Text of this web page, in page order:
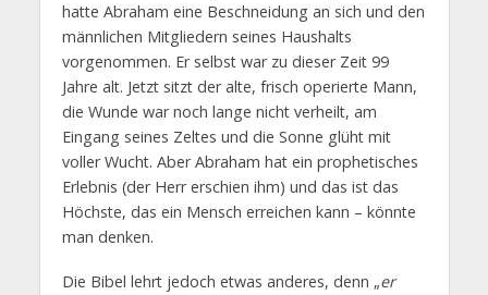
hatte Abraham eine Beschneidung an sich und den
männlichen Mitgliedern seines Haushalts
vorgenommen. Er selbst war zu dieser Zeit 99
Jahre alt. Jetzt sitzt der alte, frisch operierte Mann,
die Wunde war noch lange nicht verheilt, am
Eingang seines Zeltes und die Sonne glüht mit
voller Wucht. Aber Abraham hat ein prophetisches
Erlebnis (der Herr erschien ihm) und das ist das
Höchste, das ein Mensch erreichen kann – könnte
man denken.
Die Bibel lehrt jedoch etwas anderes, denn „er